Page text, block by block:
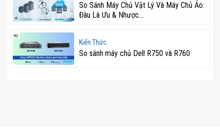
So Sánh Máy Chủ Vật Lý Và Máy Chủ Ảo:
Đâu Là Ưu & Nhược...
Kiến Thức
So sánh máy chủ Dell R750 và R760